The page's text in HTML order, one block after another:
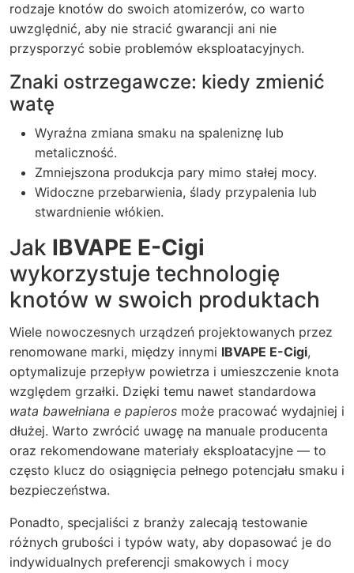
rodzaje knotów do swoich atomizerów, co warto
uwzględnić, aby nie stracić gwarancji ani nie
przysporzyć sobie problemów eksploatacyjnych.
Znaki ostrzegawcze: kiedy zmienić
watę
Wyraźna zmiana smaku na spaleniznę lub
metaliczność.
Zmniejszona produkcja pary mimo stałej mocy.
Widoczne przebarwienia, ślady przypalenia lub
stwardnienie włókien.
Jak IBVAPE E-Cigi
wykorzystuje technologię
knotów w swoich produktach
Wiele nowoczesnych urządzeń projektowanych przez
renomowane marki, między innymi IBVAPE E-Cigi,
optymalizuje przepływ powietrza i umieszczenie knota
względem grzałki. Dzięki temu nawet standardowa
wata bawełniana e papieros może pracować wydajniej i
dłużej. Warto zwrócić uwagę na manuale producenta
oraz rekomendowane materiały eksploatacyjne — to
często klucz do osiągnięcia pełnego potencjału smaku i
bezpieczeństwa.
Ponadto, specjaliści z branży zalecają testowanie
różnych grubości i typów waty, aby dopasować je do
indywidualnych preferencji smakowych i mocy